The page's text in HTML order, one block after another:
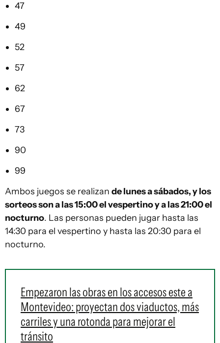
47
49
52
57
62
67
73
90
99
Ambos juegos se realizan de lunes a sábados, y los
sorteos son a las 15:00 el vespertino y a las 21:00 el
nocturno. Las personas pueden jugar hasta las
14:30 para el vespertino y hasta las 20:30 para el
nocturno.
Empezaron las obras en los accesos este a
Montevideo: proyectan dos viaductos, más
carriles y una rotonda para mejorar el
tránsito